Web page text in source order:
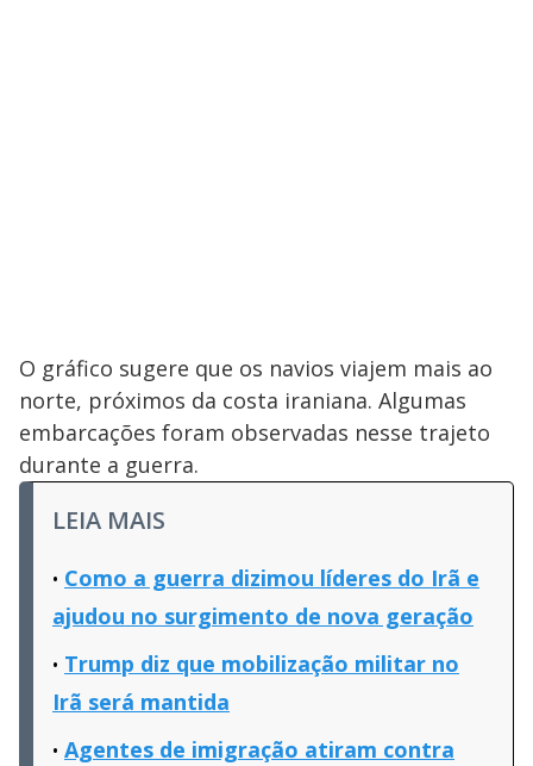
O gráfico sugere que os navios viajem mais ao
norte, próximos da costa iraniana. Algumas
embarcações foram observadas nesse trajeto
durante a guerra.
LEIA MAIS
Como a guerra dizimou líderes do Irã e
ajudou no surgimento de nova geração
Trump diz que mobilização militar no
Irã será mantida
Agentes de imigração atiram contra